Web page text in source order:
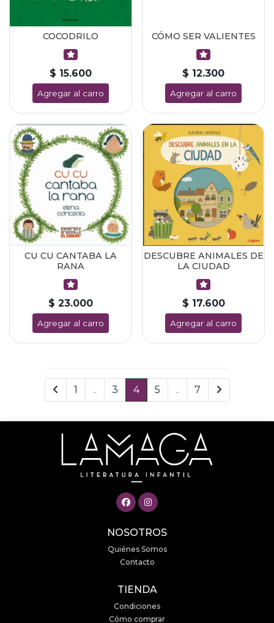
COCODRILO
$ 15.600
Agregar al carro
CÓMO SER VALIENTES
$ 12.300
Agregar al carro
CU CU CANTABA LA
RANA
$ 23.000
Agregar al carro
DESCUBRE ANIMALES DE
LA CIUDAD
$ 17.600
Agregar al carro
1 .. 3 4 5 .. 7
NOSOTROS
Quiénes Somos
Contacto
TIENDA
Condiciones
Cómo comprar